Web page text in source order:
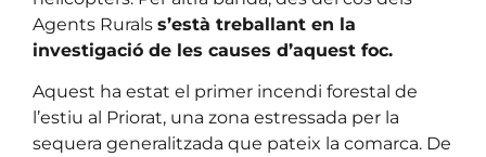
Agents Rurals s’està treballant en la
investigació de les causes d’aquest foc.
Aquest ha estat el primer incendi forestal de
l’estiu al Priorat, una zona estressada per la
sequera generalitzada que pateix la comarca. De